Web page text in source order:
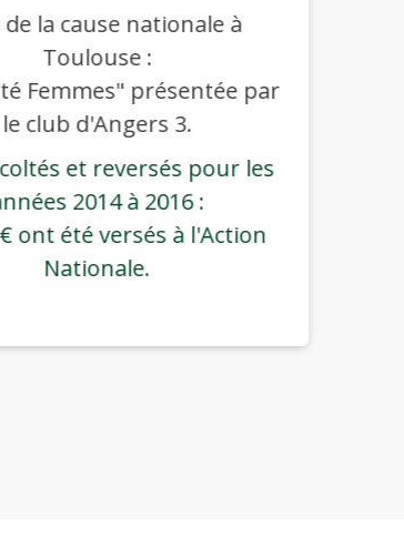
la cause nationale à
Toulouse :
Femmes" présentée par
le club d'Angers 3.
et reversés pour les
2014 à 2016 :
€ ont été versés à l'Action
Nationale.